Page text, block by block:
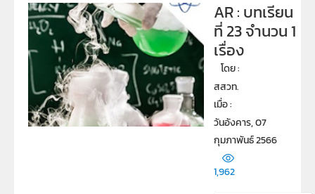
AR : บทเรียน
ที่ 23 จำนวน 1
เรื่อง
โดย :
สสวท.
เมื่อ :
วันอังคาร, 07
กุมภาพันธ์ 2566
1,962